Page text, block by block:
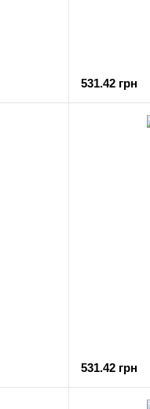
531.42 грн
531.42 грн